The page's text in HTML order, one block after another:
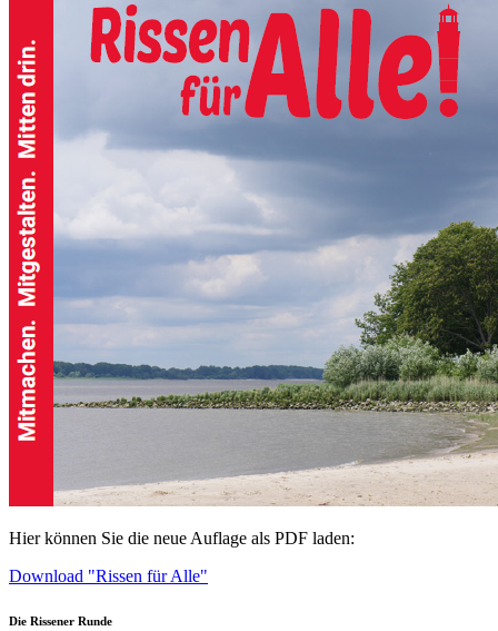
Hier können Sie die neue Auflage als PDF laden:
Download "Rissen für Alle"
Die Rissener Runde